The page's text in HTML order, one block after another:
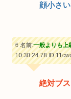
顔小さ
6 名前:一般よりも上
10:30:24.78
絶対ブ